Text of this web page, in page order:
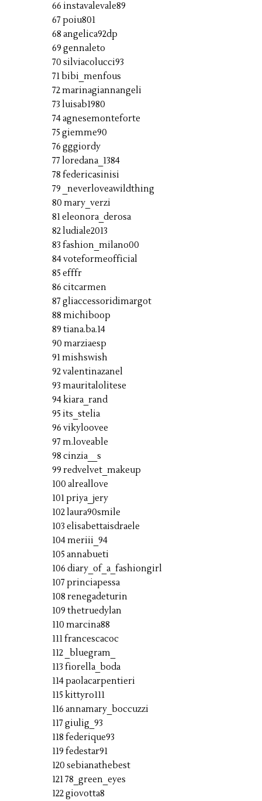
66 instavalevale89
67 poiu801
68 angelica92dp
69 gennaleto
70 silviacolucci93
71 bibi_menfous
72 marinagiannangeli
73 luisab1980
74 agnesemonteforte
75 giemme90
76 gggiordy
77 loredana_1384
78 federicasinisi
79 _neverloveawildthing
80 mary_verzi
81 eleonora_derosa
82 ludiale2013
83 fashion_milano00
84 voteformeofficial
85 efffr
86 citcarmen
87 gliaccessoridimargot
88 michiboop
89 tiana.ba.14
90 marziaesp
91 mishswish
92 valentinazanel
93 mauritalolitese
94 kiara_rand
95 its_stelia
96 vikyloovee
97 m.loveable
98 cinzia__s
99 redvelvet_makeup
100 alreallove
101 priya_jery
102 laura90smile
103 elisabettaisdraele
104 meriii_94
105 annabueti
106 diary_of_a_fashiongirl
107 princiapessa
108 renegadeturin
109 thetruedylan
110 marcina88
111 francescacoc
112 _bluegram_
113 fiorella_boda
114 paolacarpentieri
115 kittyro111
116 annamary_boccuzzi
117 giulig_93
118 federique93
119 fedestar91
120 sebianathebest
121 78_green_eyes
122 giovotta8